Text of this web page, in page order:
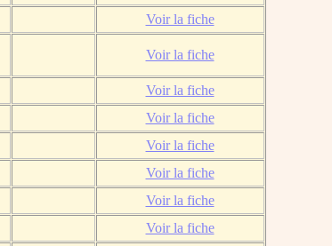
Voir la fiche
Voir la fiche
Voir la fiche
Voir la fiche
Voir la fiche
Voir la fiche
Voir la fiche
Voir la fiche